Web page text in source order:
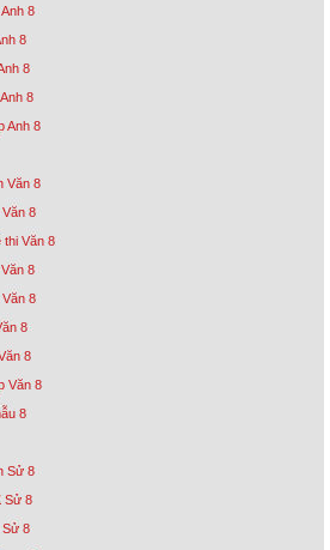
8
8
8
8
Anh 8
Văn 8
8
Văn 8
8
8
8
8
Văn 8
8
Sử 8
Sử 8
Sử 8